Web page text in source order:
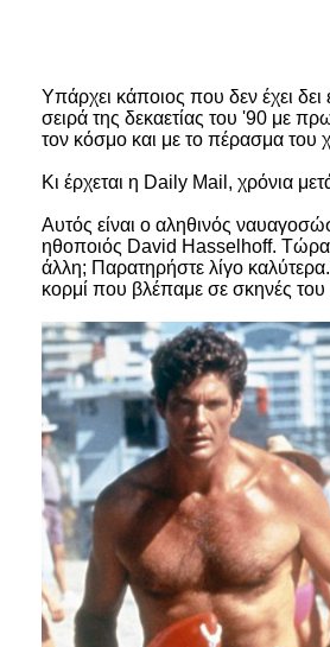
Υπάρχει κάποιος που δεν έχει
σειρά της δεκαετίας του '90 με
τον κόσμο και με το πέρασμα του
Κι έρχεται η Daily Mail, χρόνια
Αυτός είναι ο αληθινός
ηθοποιός David Hasselhoff. Τώρα,
άλλη; Παρατηρήστε λίγο
κορμί που βλέπαμε σε σκηνές